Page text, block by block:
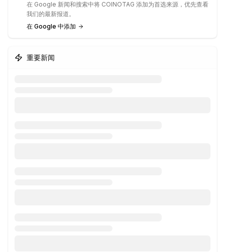
在 Google 新闻和搜索中将 COINOTAG 添加为首选来源，优先查看
我们的最新报道。
在 Google 中添加
重要新闻